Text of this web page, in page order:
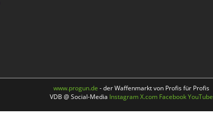
www.progun.de - der Waffenmarkt von Profis für Profis
VDB @ Social-Media InstagramX.com FacebookYouTube